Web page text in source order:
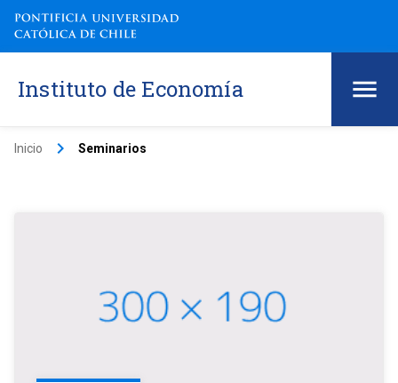
Instituto de Economía
Inicio keyboard_arrow_right Seminarios